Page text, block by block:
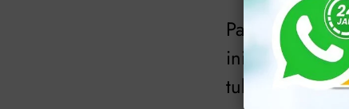
Pada bagian
ini dapat
tubuh) dan